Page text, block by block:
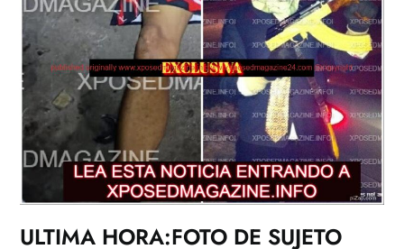
ULTIMA HORA:FOTO DE SUJETO